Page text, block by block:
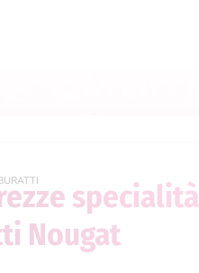
specialità
Nougat